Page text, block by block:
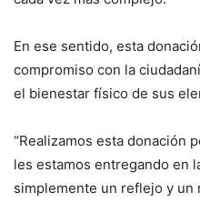
En ese sentido, esta
compromiso con la
el bienestar físico de sus
“Realizamos esta donación
les estamos entregando en
simplemente un reflejo y